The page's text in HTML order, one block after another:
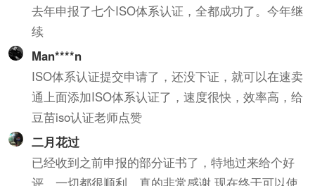
去年申报了七个ISO体系认证，全都成功了。今年继
续
Man****n
ISO体系认证提交申请了，还没下证，就可以在速卖
通上面添加ISO体系认证了，速度很快，效率高，给
豆苗iso认证老师点赞
二月花过
已经收到之前申报的部分证书了，特地过来给个好
评，一切都很顺利，真的非常感谢,现在终于可以使